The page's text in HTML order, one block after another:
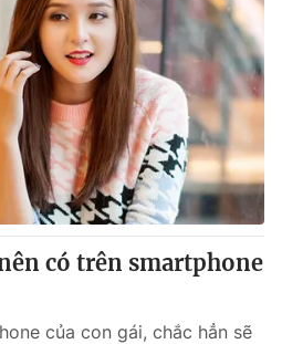
có trên smartphone
của con gái, chắc hẳn sẽ